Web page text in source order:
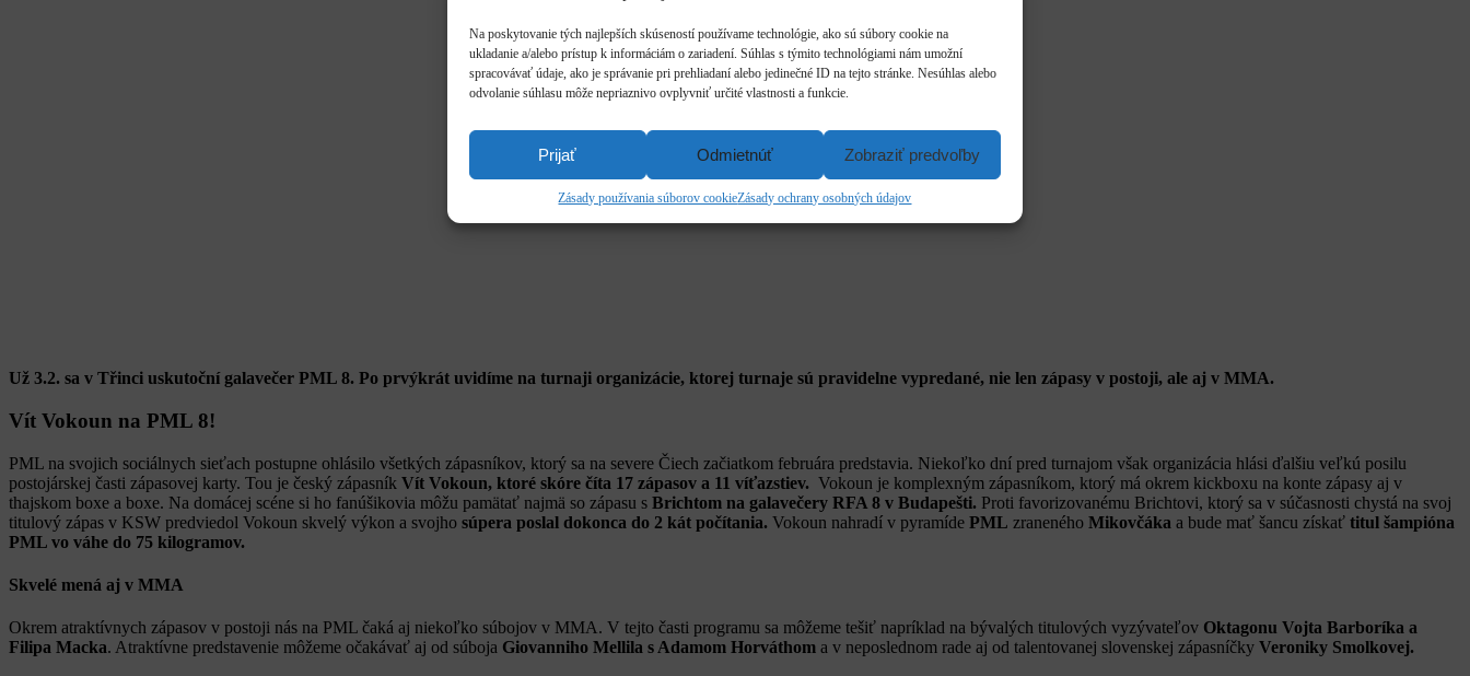
Na poskytovanie tých najlepších skúseností používame technológie, ako sú súbory cookie na
ukladanie a/alebo prístup k informáciám o zariadení. Súhlas s týmito technológiami nám umožní
spracovávať údaje, ako je správanie pri prehliadaní alebo jedinečné ID na tejto stránke. Nesúhlas alebo
odvolanie súhlasu môže nepriaznivo ovplyvniť určité vlastnosti a funkcie.
Prijať Odmietnúť Zobraziť predvoľby
Zásady používania súborov cookieZásady ochrany osobných údajov
Už 3.2. sa v Třinci uskutoční galavečer PML 8. Po prvýkrát uvidíme na turnaji organizácie, ktorej turnaje sú pravidelne vypredané, nie len zápasy v postoji, ale aj v MMA.
Vít Vokoun na PML 8!
PML na svojich sociálnych sieťach postupne ohlásilo všetkých zápasníkov, ktorý sa na severe Čiech začiatkom februára predstavia. Niekoľko dní pred turnajom však organizácia hlási ďalšiu veľkú posilu
postojárskej časti zápasovej karty. Tou je český zápasník Vít Vokoun, ktoré skóre číta 17 zápasov a 11 víťazstiev. Vokoun je komplexným zápasníkom, ktorý má okrem kickboxu na konte zápasy aj v
thajskom boxe a boxe. Na domácej scéne si ho fanúšikovia môžu pamätať najmä so zápasu s Brichtom na galavečery RFA 8 v Budapešti. Proti favorizovanému Brichtovi, ktorý sa v súčasnosti chystá na svoj
titulový zápas v KSW predviedol Vokoun skvelý výkon a svojho súpera poslal dokonca do 2 kát počítania. Vokoun nahradí v pyramíde PML zraneného Mikovčáka a bude mať šancu získať titul šampióna
PML vo váhe do 75 kilogramov.
Skvelé mená aj v MMA
Okrem atraktívnych zápasov v postoji nás na PML čaká aj niekoľko súbojov v MMA. V tejto časti programu sa môžeme tešiť napríklad na bývalých titulových vyzývateľov Oktagonu Vojta Barboríka a
Filipa Macka. Atraktívne predstavenie môžeme očakávať aj od súboja Giovanniho Mellila s Adamom Horváthom a v neposlednom rade aj od talentovanej slovenskej zápasníčky Veroniky Smolkovej.